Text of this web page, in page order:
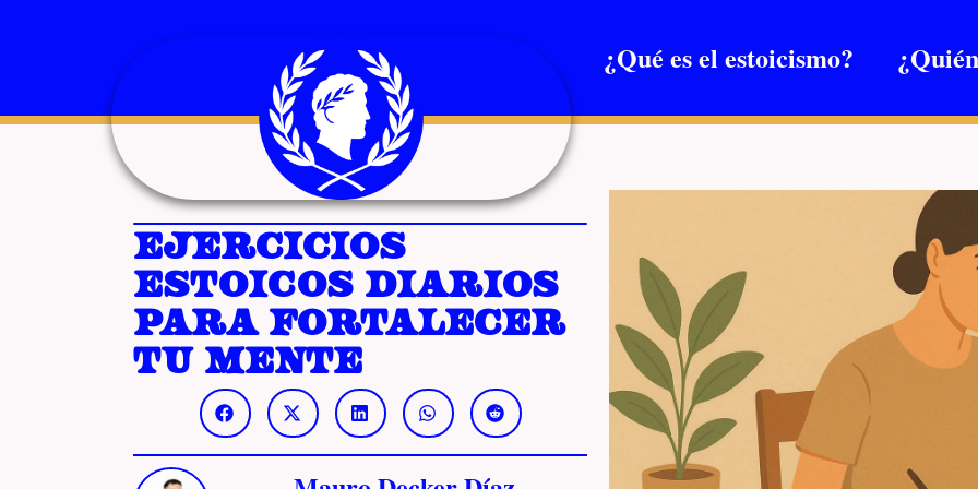
¿Qué es el estoicismo?
Ejercicios
estoicos diarios
para fortalecer
tu mente